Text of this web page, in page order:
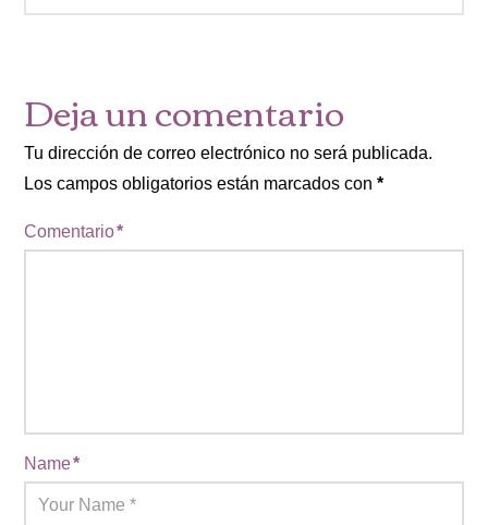
Deja un comentario
Tu dirección de correo electrónico no será publicada.
Los campos obligatorios están marcados con*
Comentario*
Name*